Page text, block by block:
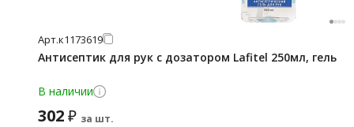
Арт.к1173619
Антисептик для рук с дозатором Lafitel 250мл, гель
В наличии
302₽ за шт.